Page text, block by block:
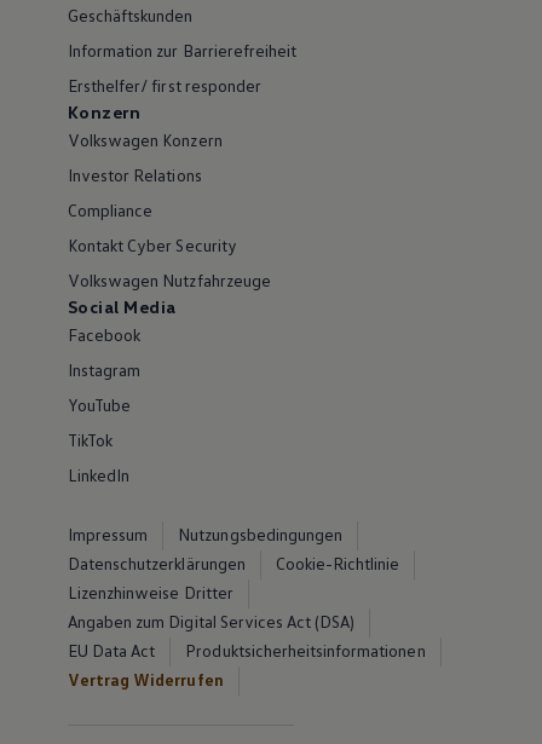
Geschäftskunden
Information zur Barrierefreiheit
Ersthelfer/ first responder
Konzern
Volkswagen Konzern
Investor Relations
Compliance
Kontakt Cyber Security
Volkswagen Nutzfahrzeuge
Social Media
Facebook
Instagram
YouTube
TikTok
LinkedIn
Impressum
Nutzungsbedingungen
Datenschutzerklärungen
Cookie-Richtlinie
Lizenzhinweise Dritter
Angaben zum Digital Services Act (DSA)
EU Data Act
Produktsicherheitsinformationen
Vertrag Widerrufen